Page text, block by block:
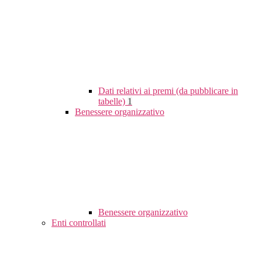
Dati relativi ai premi (da pubblicare in
tabelle) 1
Benessere organizzativo
Benessere organizzativo
Enti controllati